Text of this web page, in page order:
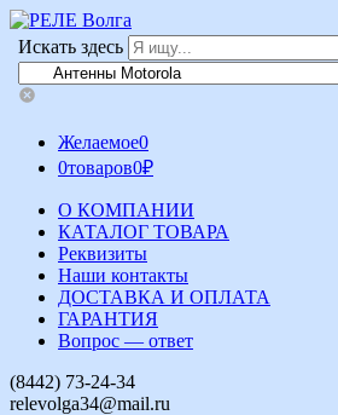
Искать здесь
Желаемое0
0товаров0₽
О КОМПАНИИ
КАТАЛОГ ТОВАРА
Реквизиты
Наши контакты
ДОСТАВКА И ОПЛАТА
ГАРАНТИЯ
Вопрос — ответ
(8442) 73-24-34
relevolga34@mail.ru